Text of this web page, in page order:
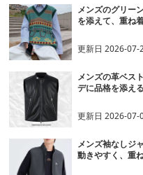
メンズのグリー
を添えて、重ね
更新日2026-07-
メンズの革ベス
デに品格を添える
更新日2026-07-
メンズ袖なしジ
動きやすく、重